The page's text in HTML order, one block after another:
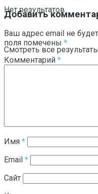
Нет результатов
Смотреть все
Добавить
Ваш адрес email не
поля помечены *
Комментарий *
Имя *
Email *
Сайт